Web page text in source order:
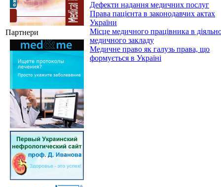
Партнери
Дефекти надання медичних послуг
Права пацієнта в законодавчих актах
України
Місце медичного працівника в
медичного закладу
Медичне право як галузь права, що
формується в Україні